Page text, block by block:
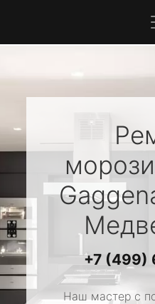
+7 (499)
Наш мастер с